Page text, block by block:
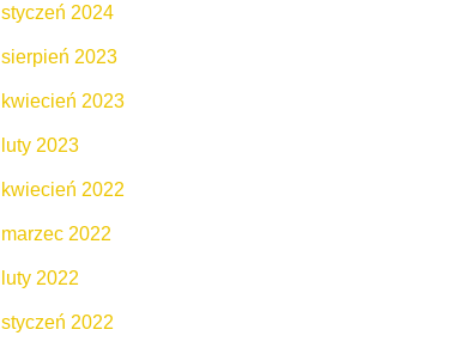
styczeń 2024
sierpień 2023
kwiecień 2023
luty 2023
kwiecień 2022
marzec 2022
luty 2022
styczeń 2022